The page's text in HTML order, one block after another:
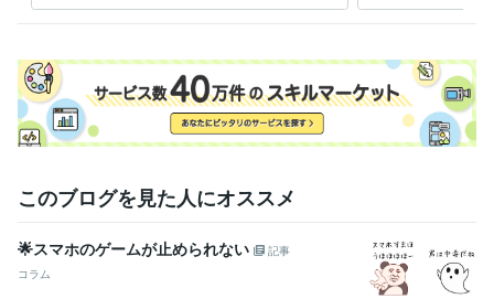
英語 日常会話レベル
プ」
で）
このブログを見た人にオススメ
🌟スマホのゲームが止められない
記事
コラム